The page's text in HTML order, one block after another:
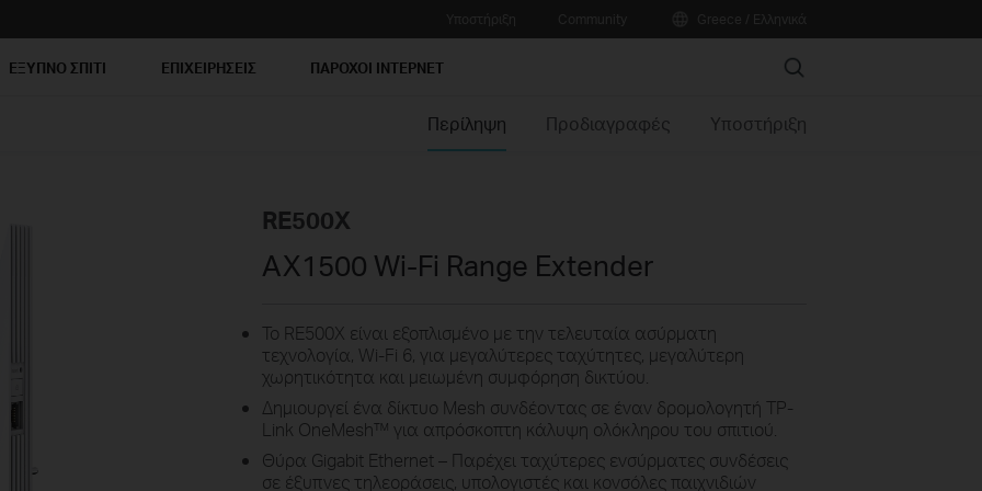
ΕΞΥΠΝΟ ΣΠΙΤΙ ΕΠΙΧΕΙΡΗΣΕΙΣ ΠΑΡΟΧΟΙ ΙΝΤΕΡΝΕΤ Search
Περίληψη Προδιαγραφές Υποστήριξη
RE500X
AX1500 Wi-Fi Range Extender
Το RE500X είναι εξοπλισμένο με την τελευταία ασύρματη
τεχνολογία, Wi-Fi 6, για μεγαλύτερες ταχύτητες, μεγαλύτερη
χωρητικότητα και μειωμένη συμφόρηση δικτύου.
Δημιουργεί ένα δίκτυο Mesh συνδέοντας σε έναν δρομολογητή TP-
Link OneMesh™ για απρόσκοπτη κάλυψη ολόκληρου του σπιτιού.
Θύρα Gigabit Ethernet – Παρέχει ταχύτερες ενσύρματες συνδέσεις
σε έξυπνες τηλεοράσεις, υπολογιστές και κονσόλες παιχνιδιών